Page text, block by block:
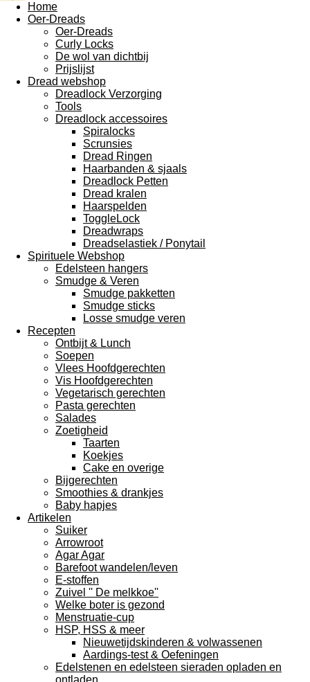
Home
Oer-Dreads
Oer-Dreads
Curly Locks
De wol van dichtbij
Prijslijst
Dread webshop
Dreadlock Verzorging
Tools
Dreadlock accessoires
Spiralocks
Scrunsies
Dread Ringen
Haarbanden & sjaals
Dreadlock Petten
Dread kralen
Haarspelden
ToggleLock
Dreadwraps
Dreadselastiek / Ponytail
Spirituele Webshop
Edelsteen hangers
Smudge & Veren
Smudge pakketten
Smudge sticks
Losse smudge veren
Recepten
Ontbijt & Lunch
Soepen
Vlees Hoofdgerechten
Vis Hoofdgerechten
Vegetarisch gerechten
Pasta gerechten
Salades
Zoetigheid
Taarten
Koekjes
Cake en overige
Bijgerechten
Smoothies & drankjes
Baby hapjes
Artikelen
Suiker
Arrowroot
Agar Agar
Barefoot wandelen/leven
E-stoffen
Zuivel '' De melkkoe''
Welke boter is gezond
Menstruatie-cup
HSP, HSS & meer
Nieuwetijdskinderen & volwassenen
Aardings-test & Oefeningen
Edelstenen en edelsteen sieraden opladen en
ontladen.